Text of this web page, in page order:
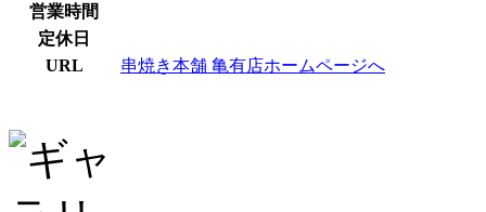
営業時間
定休日
URL
串焼き本舗 亀有店ホームページへ